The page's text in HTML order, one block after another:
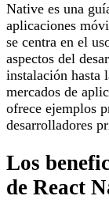
Native es una
aplicaciones
se centra en el
aspectos del
instalación hasta
mercados de
ofrece ejemplos
desarrolladores
Los
de React